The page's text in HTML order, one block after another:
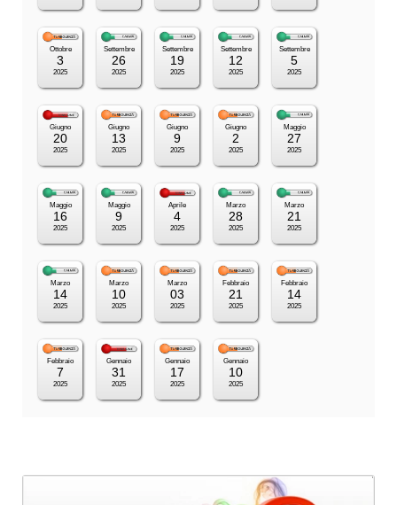
Ottobre
3
2025
Settembre
26
2025
Settembre
19
2025
Settembre
12
2025
Settembre
5
2025
Giugno
20
2025
Giugno
13
2025
Giugno
9
2025
Giugno
2
2025
Maggio
27
2025
Maggio
16
2025
Maggio
9
2025
Aprile
4
2025
Marzo
28
2025
Marzo
21
2025
Marzo
14
2025
Marzo
10
2025
Marzo
03
2025
Febbraio
21
2025
Febbraio
14
2025
Febbraio
7
2025
Gennaio
31
2025
Gennaio
17
2025
Gennaio
10
2025